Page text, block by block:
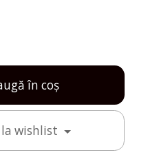
în coș
wishlist